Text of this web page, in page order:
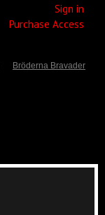
Sign in
Purchase Access
Bröderna Bravader